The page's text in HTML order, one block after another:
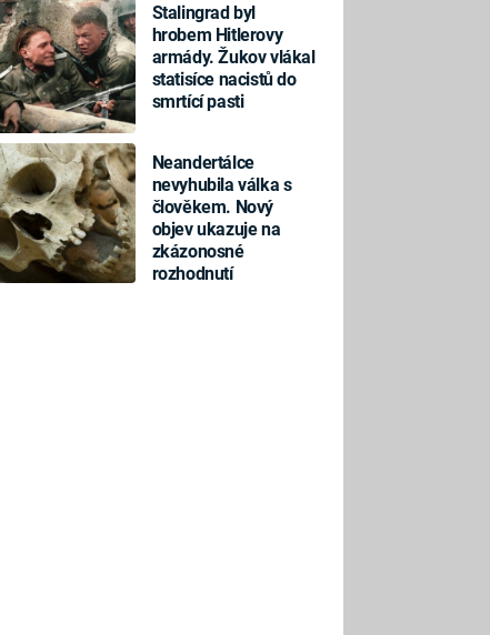
Stalingrad byl
hrobem Hitlerovy
armády. Žukov vlákal
statisíce nacistů do
smrtící pasti
Neandertálce
nevyhubila válka s
člověkem. Nový
objev ukazuje na
zkázonosné
rozhodnutí